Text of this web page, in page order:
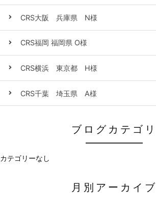
CRS大阪 兵庫県 N様
CRS福岡 福岡県 O様
CRS横浜 東京都 H様
CRS千葉 埼玉県 A様
ブログカテゴリ
カテゴリーなし
月別アーカイブ